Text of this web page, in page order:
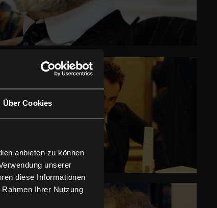
Über Cookies
anbieten zu können
unserer
diese Informationen
Ihrer Nutzung